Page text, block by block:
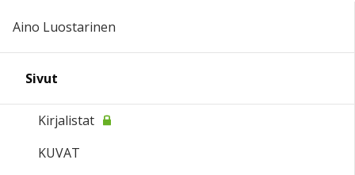
Aino Luostarinen
Sivut
Kirjalistat
KUVAT